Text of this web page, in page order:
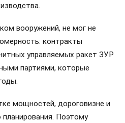
вооружений, не мог не
контракты
управляемых ракет ЗУР
партиями, которые
мощностей, дороговизне и
Поэтому